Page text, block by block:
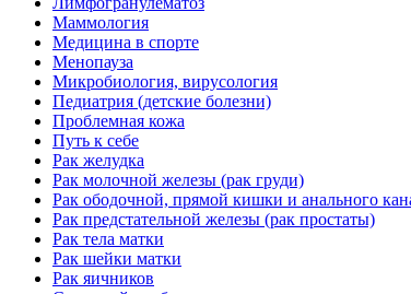
Маммология
Медицина в спорте
Менопауза
Микробиология, вирусология
Педиатрия (детские болезни)
Проблемная кожа
Путь к себе
Рак желудка
Рак молочной железы (рак груди)
Рак ободочной, прямой кишки и анального
Рак предстательной железы (рак простаты)
Рак тела матки
Рак шейки матки
Рак яичников